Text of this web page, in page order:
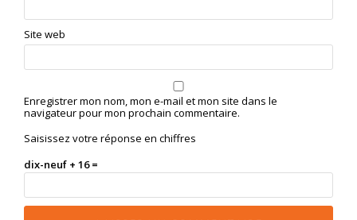
Site web
Enregistrer mon nom, mon e-mail et mon site dans le
navigateur pour mon prochain commentaire.
Saisissez votre réponse en chiffres
dix-neuf + 16 =